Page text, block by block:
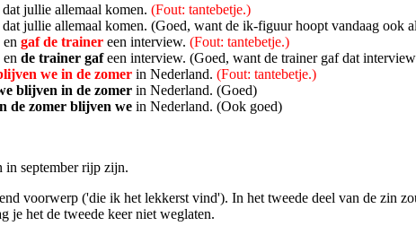
dat jullie allemaal komen. (Fout: tantebetje.)
dat jullie allemaal komen. (Goed, want de ik-figuur hoopt vandaag ook
gaf de trainer een interview. (Fout: tantebetje.)
de trainer gafeen interview. (Goed, want de trainer gaf dat
we in de zomer in Nederland. (Fout: tantebetje.)
blijven in de zomer in Nederland. (Goed)
de zomer blijven we in Nederland. (Ook goed)
in september rijp zijn.
voorwerp ('die ik het lekkerst vind'). In het tweede deel van de zin
je het de tweede keer niet weglaten.